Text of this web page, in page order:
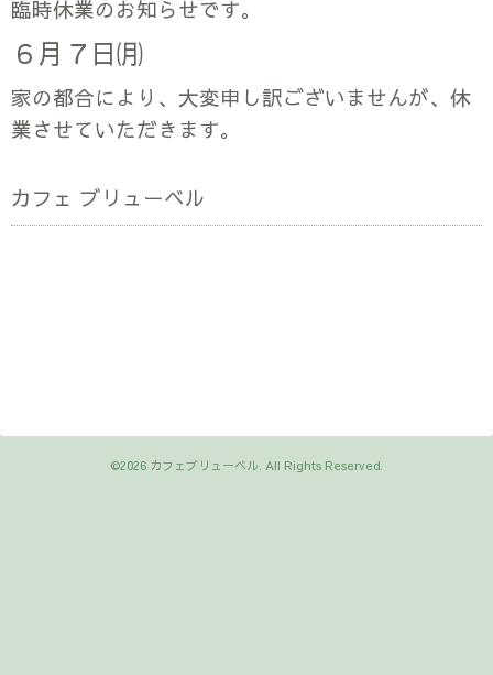
臨時休業のお知らせです。
６月７日㈪
家の都合により、大変申し訳ございませんが、休
業させていただきます。
カフェ ブリューベル
©2026 カフェブリューベル. All Rights Reserved.